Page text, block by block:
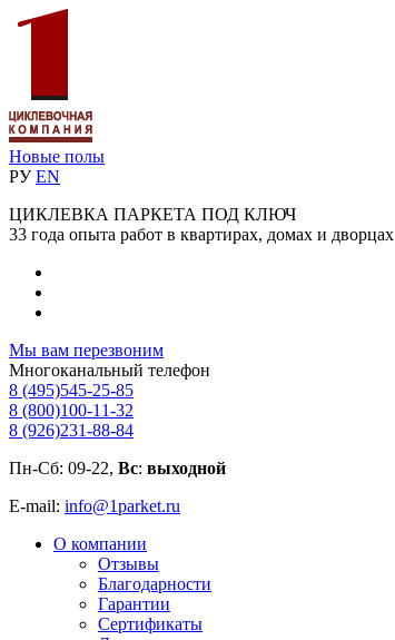
Новые полы
РУ EN
ЦИКЛЕВКА ПАРКЕТА ПОД КЛЮЧ
33 года опыта работ в квартирах, домах и дворцах
Мы вам перезвоним
Многоканальный телефон
8 (495)545-25-85
8 (800)100-11-32
8 (926)231-88-84
Пн-Сб: 09-22, Вс: выходной
E-mail: info@1parket.ru
О компании
Отзывы
Благодарности
Гарантии
Сертификаты